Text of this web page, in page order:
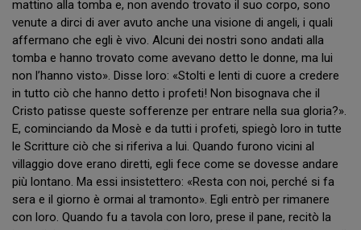
mattino alla tomba e, non avendo trovato il suo corpo, sono
venute a dirci di aver avuto anche una visione di angeli, i quali
affermano che egli è vivo. Alcuni dei nostri sono andati alla
tomba e hanno trovato come avevano detto le donne, ma lui
non l’hanno visto». Disse loro: «Stolti e lenti di cuore a credere
in tutto ciò che hanno detto i profeti! Non bisognava che il
Cristo patisse queste sofferenze per entrare nella sua gloria?».
E, cominciando da Mosè e da tutti i profeti, spiegò loro in tutte
le Scritture ciò che si riferiva a lui. Quando furono vicini al
villaggio dove erano diretti, egli fece come se dovesse andare
più lontano. Ma essi insistettero: «Resta con noi, perché si fa
sera e il giorno è ormai al tramonto». Egli entrò per rimanere
con loro. Quando fu a tavola con loro, prese il pane, recitò la